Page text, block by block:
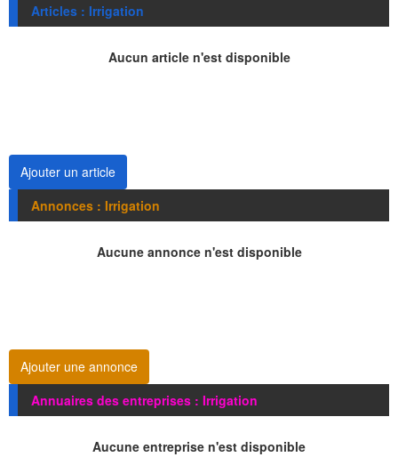
Articles : Irrigation
Aucun article n'est disponible
Ajouter un article
Annonces : Irrigation
Aucune annonce n'est disponible
Ajouter une annonce
Annuaires des entreprises : Irrigation
Aucune entreprise n'est disponible